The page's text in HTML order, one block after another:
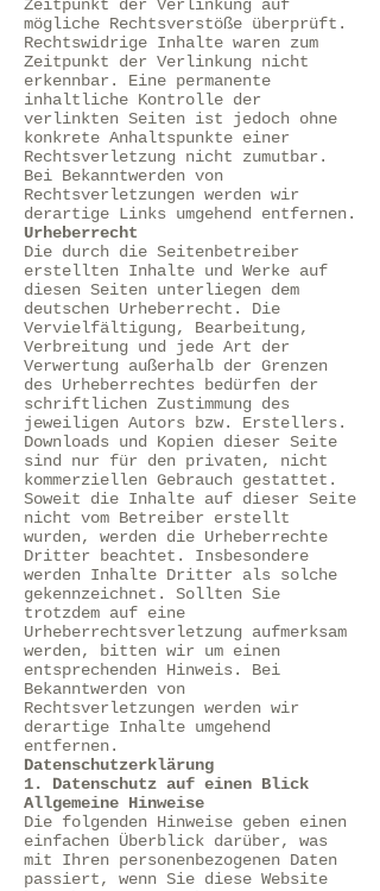
Zeitpunkt der Verlinkung auf
mögliche Rechtsverstöße überprüft.
Rechtswidrige Inhalte waren zum
Zeitpunkt der Verlinkung nicht
erkennbar. Eine permanente
inhaltliche Kontrolle der
verlinkten Seiten ist jedoch ohne
konkrete Anhaltspunkte einer
Rechtsverletzung nicht zumutbar.
Bei Bekanntwerden von
Rechtsverletzungen werden wir
derartige Links umgehend entfernen.
Urheberrecht
Die durch die Seitenbetreiber
erstellten Inhalte und Werke auf
diesen Seiten unterliegen dem
deutschen Urheberrecht. Die
Vervielfältigung, Bearbeitung,
Verbreitung und jede Art der
Verwertung außerhalb der Grenzen
des Urheberrechtes bedürfen der
schriftlichen Zustimmung des
jeweiligen Autors bzw. Erstellers.
Downloads und Kopien dieser Seite
sind nur für den privaten, nicht
kommerziellen Gebrauch gestattet.
Soweit die Inhalte auf dieser Seite
nicht vom Betreiber erstellt
wurden, werden die Urheberrechte
Dritter beachtet. Insbesondere
werden Inhalte Dritter als solche
gekennzeichnet. Sollten Sie
trotzdem auf eine
Urheberrechtsverletzung aufmerksam
werden, bitten wir um einen
entsprechenden Hinweis. Bei
Bekanntwerden von
Rechtsverletzungen werden wir
derartige Inhalte umgehend
entfernen.
Datenschutzerklärung
1. Datenschutz auf einen Blick
Allgemeine Hinweise
Die folgenden Hinweise geben einen
einfachen Überblick darüber, was
mit Ihren personenbezogenen Daten
passiert, wenn Sie diese Website